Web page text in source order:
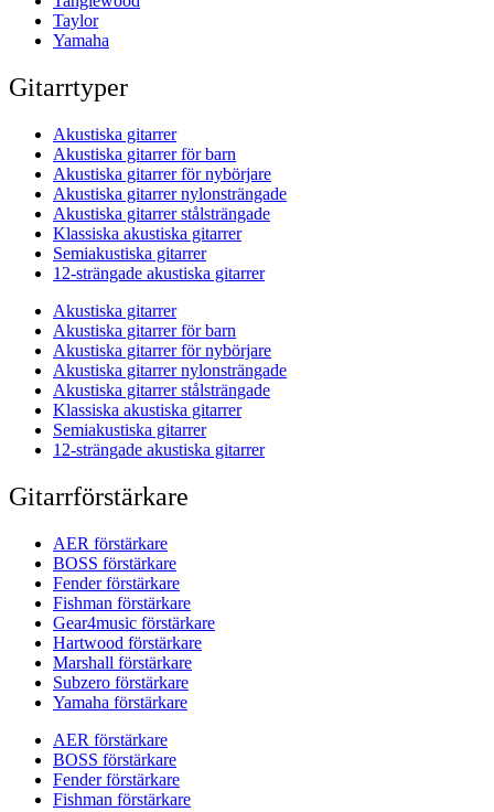
Taylor
Yamaha
Gitarrtyper
Akustiska gitarrer
Akustiska gitarrer för barn
Akustiska gitarrer för nybörjare
Akustiska gitarrer nylonsträngade
Akustiska gitarrer stålsträngade
Klassiska akustiska gitarrer
Semiakustiska gitarrer
12-strängade akustiska gitarrer
Akustiska gitarrer
Akustiska gitarrer för barn
Akustiska gitarrer för nybörjare
Akustiska gitarrer nylonsträngade
Akustiska gitarrer stålsträngade
Klassiska akustiska gitarrer
Semiakustiska gitarrer
12-strängade akustiska gitarrer
Gitarrförstärkare
AER förstärkare
BOSS förstärkare
Fender förstärkare
Fishman förstärkare
Gear4music förstärkare
Hartwood förstärkare
Marshall förstärkare
Subzero förstärkare
Yamaha förstärkare
AER förstärkare
BOSS förstärkare
Fender förstärkare
Fishman förstärkare